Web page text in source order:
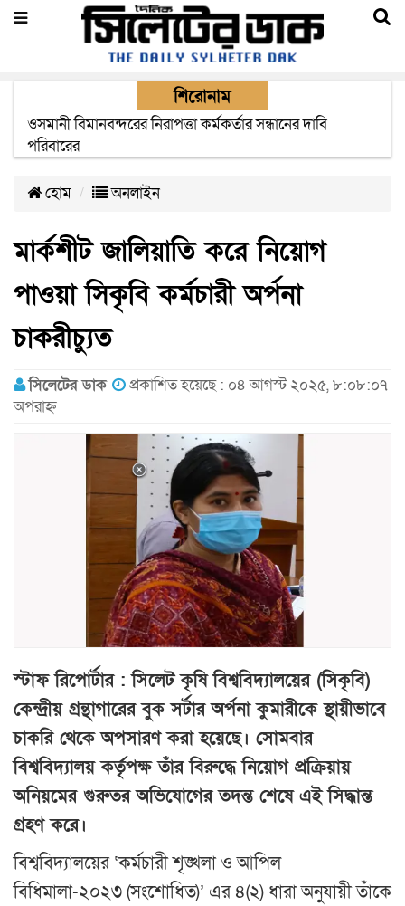
শিরোনাম
এক মাসের মধ্যে সিলেট-জাফলং রেললাইন নির্মাণ প্রকল্পের কাজ
দৃশ্যমান হবে- শ্রম মন্ত্রী
হোম অনলাইন
মার্কশীট জালিয়াতি করে নিয়োগ
পাওয়া সিকৃবি কর্মচারী অর্পনা
চাকরীচ্যুত
সিলেটের ডাক
প্রকাশিত হয়েছে : ০৪ আগস্ট ২০২৫, ৮:০৮:০৭
অপরাহ্ন
স্টাফ রিপোর্টার : সিলেট কৃষি বিশ্ববিদ্যালয়ের (সিকৃবি)
কেন্দ্রীয় গ্রন্থাগারের বুক সর্টার অর্পনা কুমারীকে স্থায়ীভাবে
চাকরি থেকে অপসারণ করা হয়েছে। সোমবার
বিশ্ববিদ্যালয় কর্তৃপক্ষ তাঁর বিরুদ্ধে নিয়োগ প্রক্রিয়ায়
অনিয়মের গুরুতর অভিযোগের তদন্ত শেষে এই সিদ্ধান্ত
গ্রহণ করে।
বিশ্ববিদ্যালয়ের ‘কর্মচারী শৃঙ্খলা ও আপিল
বিধিমালা-২০২৩ (সংশোধিত)’ এর ৪(২) ধারা অনুযায়ী তাঁকে